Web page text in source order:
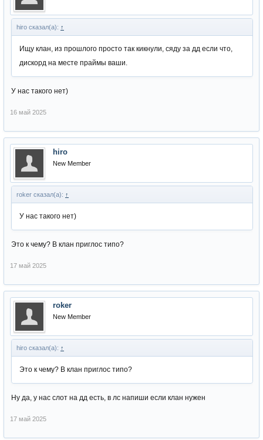
hiro сказал(а): ↑
Ищу клан, из прошлого просто так кикнули, сяду за дд если что,
дискорд на месте праймы ваши.
У нас такого нет)
16 май 2025
hiro
New Member
roker сказал(а): ↑
У нас такого нет)
Это к чему? В клан приглос типо?
17 май 2025
roker
New Member
hiro сказал(а): ↑
Это к чему? В клан приглос типо?
Ну да, у нас слот на дд есть, в лс напиши если клан нужен
17 май 2025